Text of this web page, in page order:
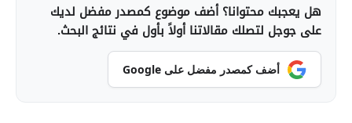
هل يعجبك محتوانا؟ أضف موضوع كمصدر مفضل لديك
على جوجل لتصلك مقالاتنا أولاً بأول في نتائج البحث.
أضف كمصدر مفضل على Google